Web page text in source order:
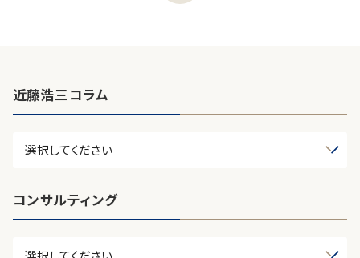
近藤浩三コラム
コンサルティング